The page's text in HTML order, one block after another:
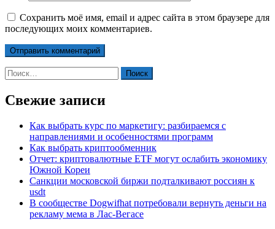
Сохранить моё имя, email и адрес сайта в этом браузере для
последующих моих комментариев.
Найти:
Свежие записи
Как выбрать курс по маркетигу: разбираемся с
направлениями и особенностями программ
Как выбрать криптообменник
Отчет: криптовалютные ETF могут ослабить экономику
Южной Кореи
Санкции московской биржи подталкивают россиян к
usdt
В сообществе Dogwifhat потребовали вернуть деньги на
рекламу мема в Лас-Вегасе